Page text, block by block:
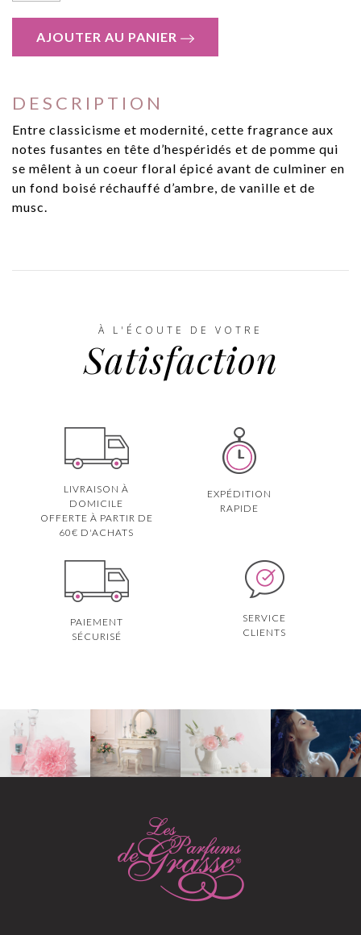
AJOUTER AU PANIER
DESCRIPTION
Entre classicisme et modernité, cette fragrance aux
notes fusantes en tête d’hespéridés et de pomme qui
se mêlent à un coeur floral épicé avant de culminer en
un fond boisé réchauffé d’ambre, de vanille et de
musc.
À L'ÉCOUTE DE VOTRE
Satisfaction
LIVRAISON À
DOMICILE
OFFERTE À PARTIR DE
60€ D'ACHATS
EXPÉDITION
RAPIDE
PAIEMENT
SÉCURISÉ
SERVICE
CLIENTS